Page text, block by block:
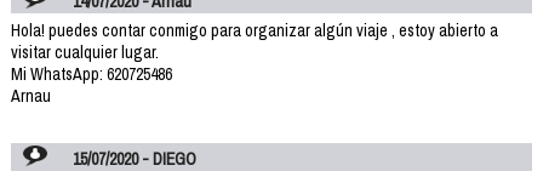
Hola! puedes contar conmigo para organizar algún viaje , estoy abierto a
visitar cualquier lugar.
Mi WhatsApp: 620725486
Arnau
15/07/2020 - DIEGO